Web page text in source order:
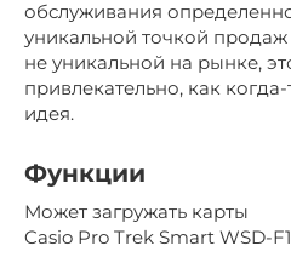
обслуживания
уникальной точкой
не уникальной на рынке,
привлекательно, как
идея.
Функции
Может загружать карты
Casio Pro Trek Smart WSD-